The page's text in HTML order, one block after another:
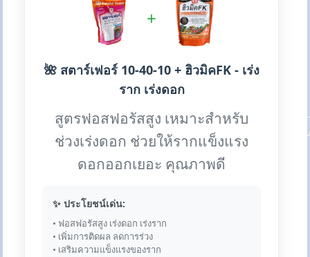
+
🌺 สตาร์เฟอร์ 10-40-10 + ฮิวมิคFK - เร่ง
ราก เร่งดอก
สูตรฟอสฟอรัสสูง เหมาะสำหรับ
ช่วงเร่งดอก ช่วยให้รากแข็งแรง
ดอกออกเยอะ คุณภาพดี
✨ ประโยชน์เด่น:
• ฟอสฟอรัสสูง เร่งดอก เร่งราก
• เพิ่มการติดผล ลดการร่วง
• เสริมความแข็งแรงของราก